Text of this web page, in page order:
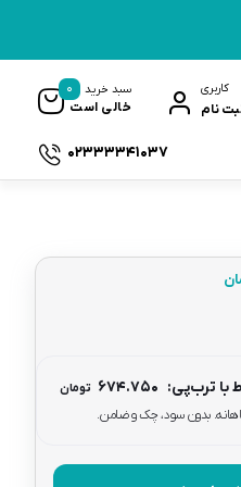
کاربری
نام
سبد خرید
خالی است
0
02333341037
با ترب‌پی: ۶۷۴.۷۵۰ تومان